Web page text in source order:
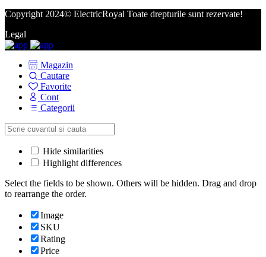
Copyright 2024© ElectricRoyal Toate drepturile sunt rezervate!
Legal
Magazin
Cautare
Favorite
Cont
Categorii
Hide similarities
Highlight differences
Select the fields to be shown. Others will be hidden. Drag and drop
to rearrange the order.
Image
SKU
Rating
Price